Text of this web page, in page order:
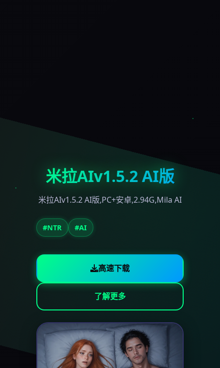
米拉AIv1.5.2 AI版
米拉AIv1.5.2 AI版,PC+安卓,2.94G,Mila AI
#NTR #AI
高速下载
了解更多